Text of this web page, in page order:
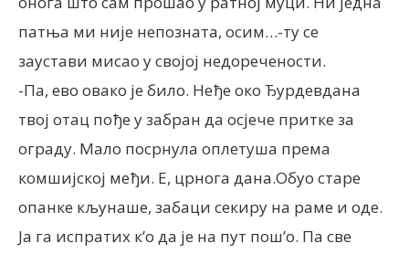
патња ми није непозната, осим…-ту се
заустави мисао у својој недоречености.
-Па, ево овако је било. Неђе око Ђурдевдана
твој отац пође у забран да осјече притке за
ограду. Мало посрнула оплетуша према
комшијској међи. Е, црнога дана.Обуо старе
опанке кљунаше, забаци секиру на раме и оде.
Ја га испратих к’о да је на пут пош’о. Па све